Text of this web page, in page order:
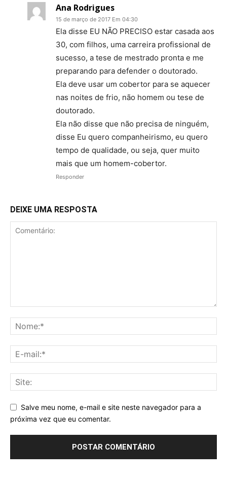
Ana Rodrigues
15 de março de 2017 Em 04:30
Ela disse EU NÃO PRECISO estar casada aos
30, com filhos, uma carreira profissional de
sucesso, a tese de mestrado pronta e me
preparando para defender o doutorado.
Ela deve usar um cobertor para se aquecer
nas noites de frio, não homem ou tese de
doutorado.
Ela não disse que não precisa de ninguém,
disse Eu quero companheirismo, eu quero
tempo de qualidade, ou seja, quer muito
mais que um homem-cobertor.
Responder
DEIXE UMA RESPOSTA
Salve meu nome, e-mail e site neste navegador para a
próxima vez que eu comentar.